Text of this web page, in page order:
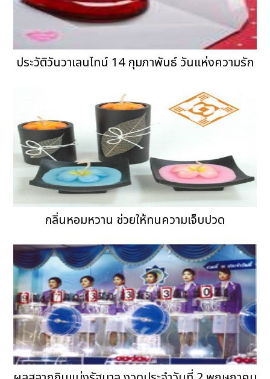
ประวัติวันวาเลนไทน์ 14 กุมภาพันธ์ วันแห่งความรัก
กลิ่นหอมหวาน ช่วยให้ทนความเจ็บปวด